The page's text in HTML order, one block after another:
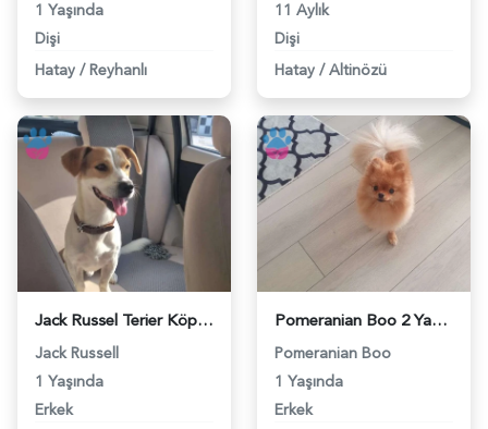
1 Yaşında
Dişi
Hatay / Reyhanlı
11 Aylık
Dişi
Hatay / Altinözü
Jack Russel Terier Köpeğime Eş Arıyorum - 3250
Jack Russell
1 Yaşında
Erkek
Pomeranian Boo 2 Yaşında Oğluma Eş Arıyorum - 3678
Pomeranian Boo
1 Yaşında
Erkek